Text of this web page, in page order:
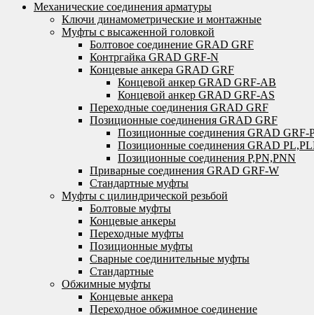
Механические соединения арматуры
Ключи динамометрические и монтажные
Муфты с высаженной головкой
Болтовое соединение GRAD GRF
Контргайка GRAD GRF-N
Концевые анкера GRAD GRF
Концевой анкер GRAD GRF-AB
Концевой анкер GRAD GRF-AS
Переходные соединения GRAD GRF
Позиционные соединения GRAD GRF
Позиционные соединения GRAD GRF-
Позиционные соединения GRAD
Позиционные соединения P,PN,PNN
Приварные соединения GRAD GRF-W
Стандартные муфты
Муфты с цилиндрической резьбой
Болтовые муфты
Концевые анкеры
Переходные муфты
Позиционные муфты
Сварные соединительные муфты
Стандартные
Обжимные муфты
Концевые анкера
Переходное обжимное соединение